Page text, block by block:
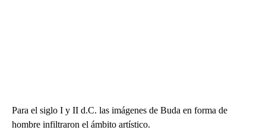
Para el siglo I y II d.C. las imágenes de Buda en forma de
hombre infiltraron el ámbito artístico.